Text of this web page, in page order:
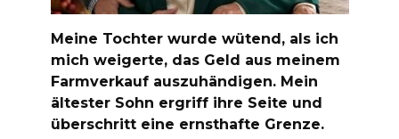
Meine Tochter wurde wütend, als ich
mich weigerte, das Geld aus meinem
Farmverkauf auszuhändigen. Mein
ältester Sohn ergriff ihre Seite und
überschritt eine ernsthafte Grenze.